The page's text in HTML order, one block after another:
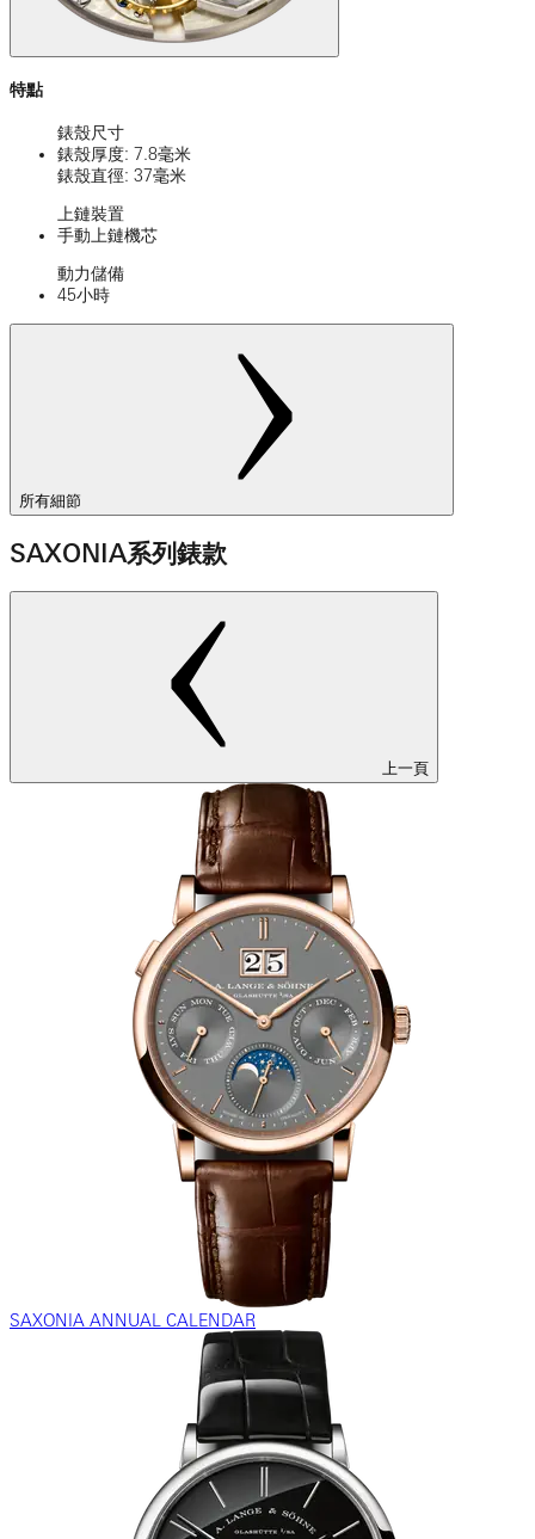
特點
錶殼尺寸
錶殼厚度: 7.8毫米
錶殼直徑: 37毫米
上鏈裝置
手動上鏈機芯
動力儲備
45小時
所有細節
SAXONIA系列錶款
上一頁
SAXONIA ANNUAL CALENDAR